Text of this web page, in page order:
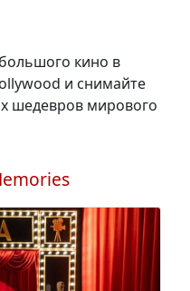
кино в
и снимайте
шедевров мирового